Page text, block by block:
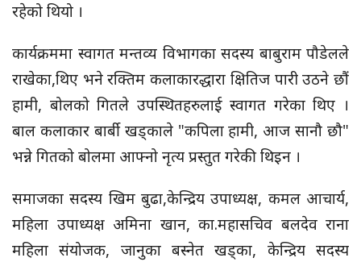
रहेको थियो ।
कार्यक्रममा स्वागत मन्तव्य विभागका सदस्य बाबुराम पौडेलले
राखेका,थिए भने रक्तिम कलाकारद्धारा क्षितिज पारी उठने छौं
हामी, बोलको गितले उपस्थितहरुलाई स्वागत गरेका थिए ।
बाल कलाकार बार्बी खड्काले "कपिला हामी, आज सानौ छौ"
भन्ने गितको बोलमा आफ्नो नृत्य प्रस्तुत गरेकी थिइन ।
समाजका सदस्य खिम बुढा,केन्द्रिय उपाध्यक्ष, कमल आचार्य,
महिला उपाध्यक्ष अमिना खान, का.महासचिव बलदेव राना
महिला संयोजक, जानुका बस्नेत खड्का, केन्द्रिय सदस्य